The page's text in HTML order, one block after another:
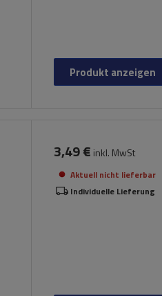
Produkt anzeigen
3,49 € inkl. MwSt
Aktuell nicht lieferbar
Individuelle Lieferung